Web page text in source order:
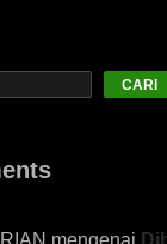
CARI